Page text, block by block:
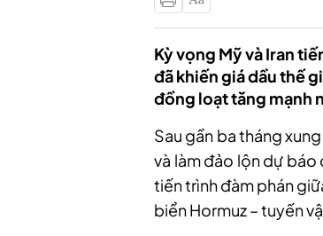
Kỳ vọng Mỹ và Iran
đã khiến giá dầu thế
đồng loạt tăng mạnh
Sau gần ba tháng
và làm đảo lộn dự
tiến trình đàm phán
biển Hormuz – tuyến